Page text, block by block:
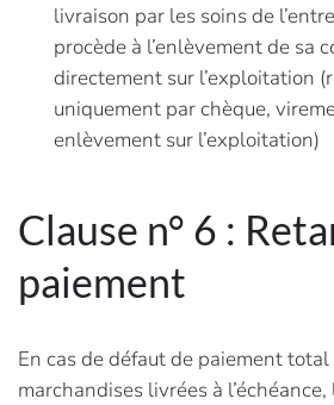
livraison par les soins de
procède à l’enlèvement de sa
directement sur l’exploitation
uniquement par chèque,
enlèvement sur l’exploitation)
Clause n° 6 :
paiement
En cas de défaut de paiement
marchandises livrées à